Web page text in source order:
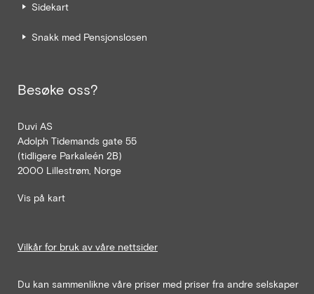
Sidekart
Snakk med Pensjonslosen
Besøke oss?
Duvi AS
Adolph Tidemands gate 55
(tidligere Parkaleén 2B)
2000 Lillestrøm, Norge
Vis på kart
Vilkår for bruk av våre nettsider
Du kan sammenlikne våre priser med priser fra andre selskaper